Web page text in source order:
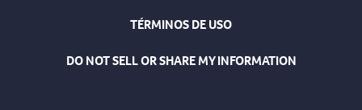
TÉRMINOS DE USO
DO NOT SELL OR SHARE MY INFORMATION